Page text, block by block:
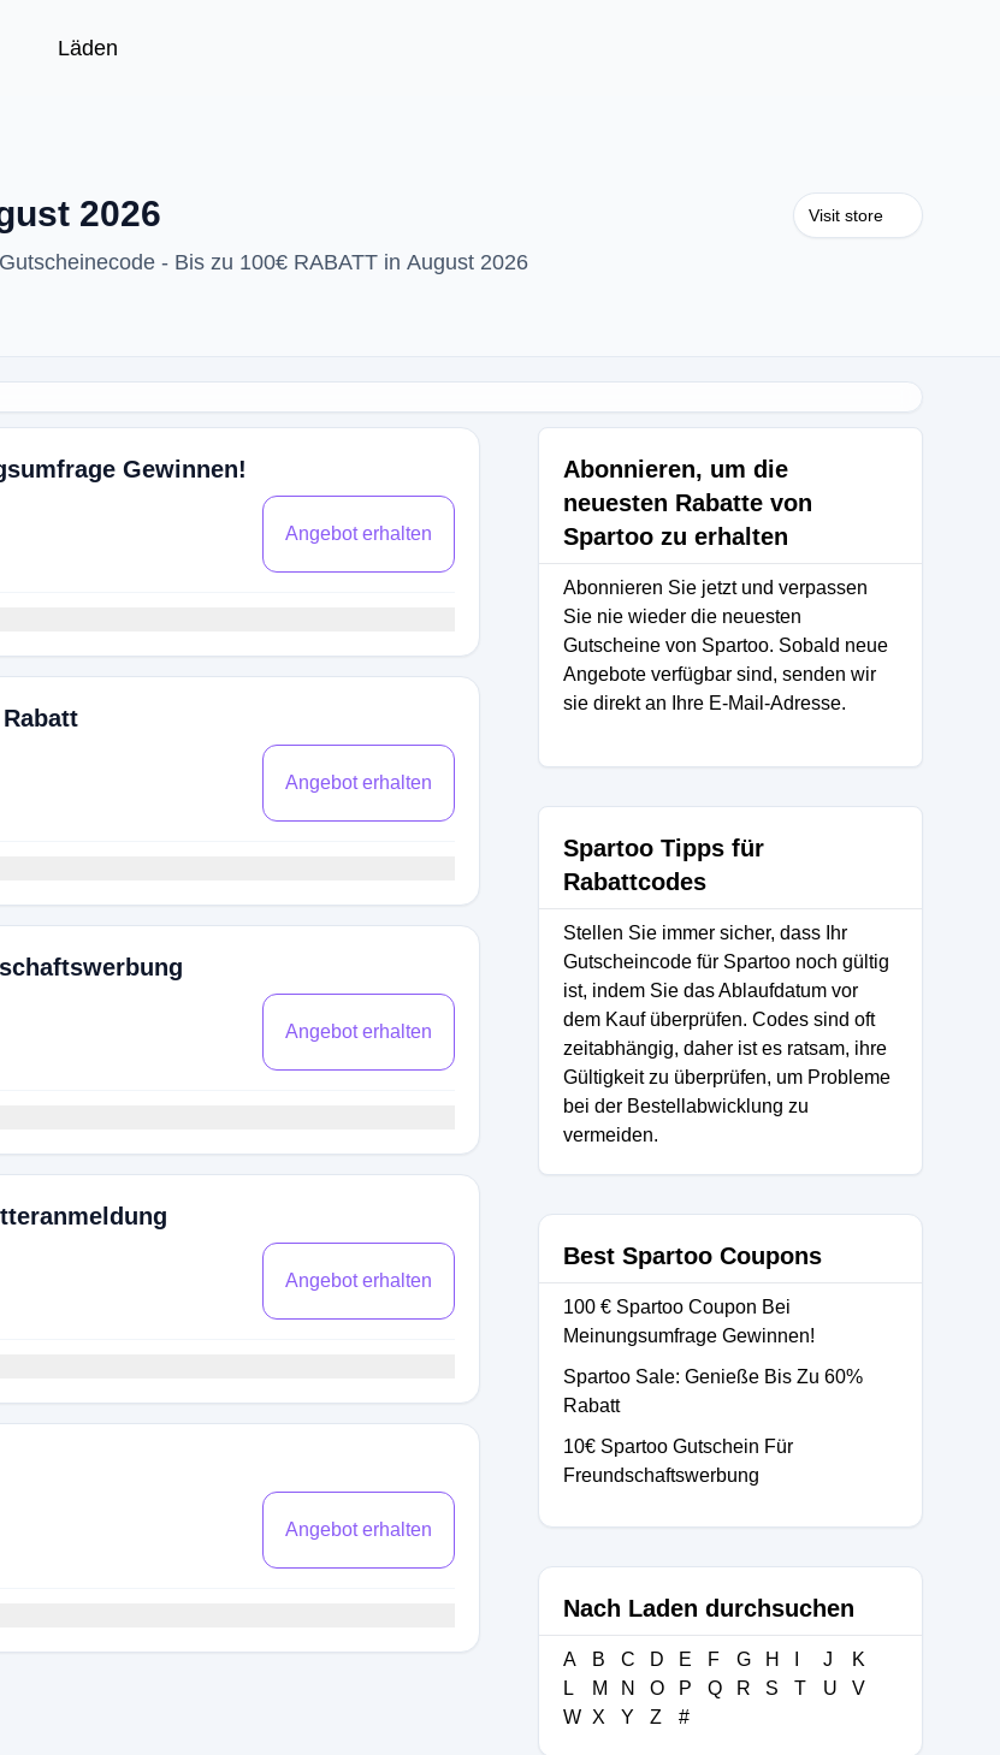
Läden
2026
- Bis zu 100€ RABATT in August 2026
Visit store
Gewinnen!
Angebot erhalten
Angebot erhalten
Angebot erhalten
Angebot erhalten
Angebot erhalten
Abonnieren, um die
neuesten Rabatte von
Spartoo zu erhalten
Abonnieren Sie jetzt und verpassen
Sie nie wieder die neuesten
Gutscheine von Spartoo. Sobald neue
Angebote verfügbar sind, senden wir
sie direkt an Ihre E-Mail-Adresse.
Spartoo Tipps für
Rabattcodes
Stellen Sie immer sicher, dass Ihr
Gutscheincode für Spartoo noch gültig
ist, indem Sie das Ablaufdatum vor
dem Kauf überprüfen. Codes sind oft
zeitabhängig, daher ist es ratsam, ihre
Gültigkeit zu überprüfen, um Probleme
bei der Bestellabwicklung zu
vermeiden.
Best Spartoo Coupons
100 € Spartoo Coupon Bei
Meinungsumfrage Gewinnen!
Spartoo Sale: Genieße Bis Zu 60%
Rabatt
10€ Spartoo Gutschein Für
Freundschaftswerbung
Nach Laden durchsuchen
A B C D E F G H J
K
L
M N O P Q R S T U
V
W X Y Z #